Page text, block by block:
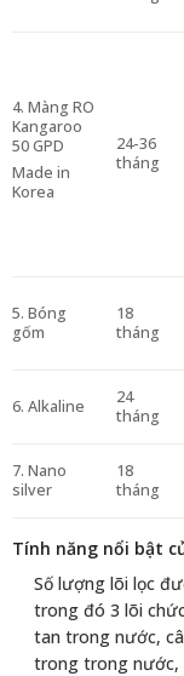
4. Màng RO
Kangaroo
50 GPD
Made in
Korea
24-36
tháng
5. Bóng
gốm
18
tháng
6. Alkaline
24
tháng
7. Nano
silver
18
tháng
Tính năng nổi bật
Số lượng lõi lọc
trong đó 3 lõi
tan trong nước,
trong trong nước,